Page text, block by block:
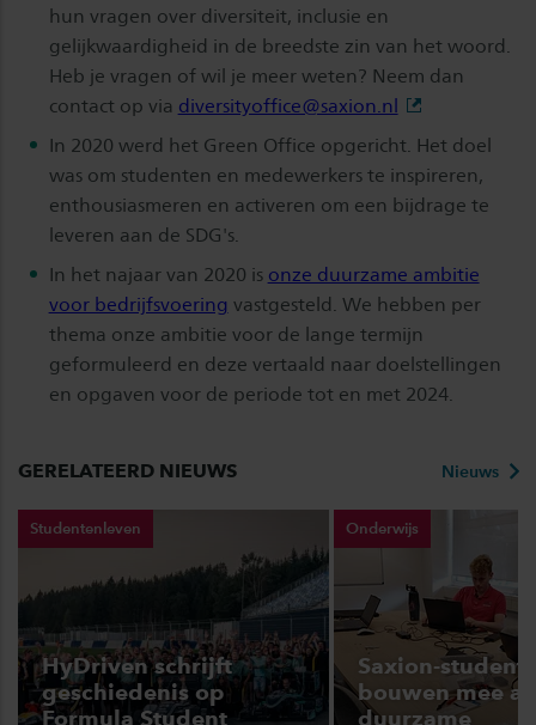
hun vragen over diversiteit, inclusie en
gelijkwaardigheid in de breedste zin van het woord.
Heb je vragen of wil je meer weten? Neem dan
contact op via diversityoffice@saxion.nl
In 2020 werd het Green Office opgericht. Het doel
was om studenten en medewerkers te inspireren,
enthousiasmeren en activeren om een bijdrage te
leveren aan de SDG's.
In het najaar van 2020 is onze duurzame ambitie
voor bedrijfsvoering vastgesteld. We hebben per
thema onze ambitie voor de lange termijn
geformuleerd en deze vertaald naar doelstellingen
en opgaven voor de periode tot en met 2024.
GERELATEERD NIEUWS Nieuws
Studentenleven
HyDriven schrijft
geschiedenis op
Formula Student
Onderwijs
Saxion-
bouwen mee
duurzame